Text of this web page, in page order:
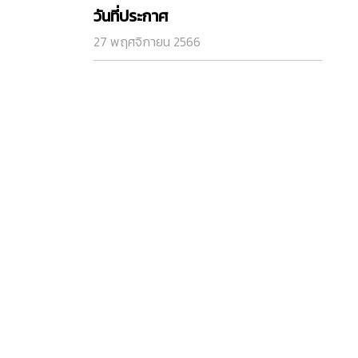
วันที่ประกาศ
27 พฤศจิกายน 2566